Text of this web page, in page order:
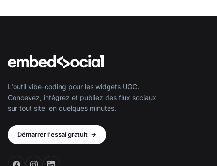
L'outil vibe-coding pour les widgets UGC.
Concevez, intégrez et publiez des flux sociaux
sur tout site, en quelques minutes.
Démarrer l'essai gratuit →